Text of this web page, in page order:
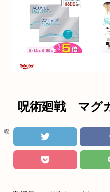
呪術廻戦 マグ
呪術廻戦